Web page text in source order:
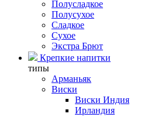
Полусладкое
Полусухое
Сладкое
Сухое
Экстра Брют
Крепкие напитки
типы
Арманьяк
Виски
Виски Индия
Ирландия